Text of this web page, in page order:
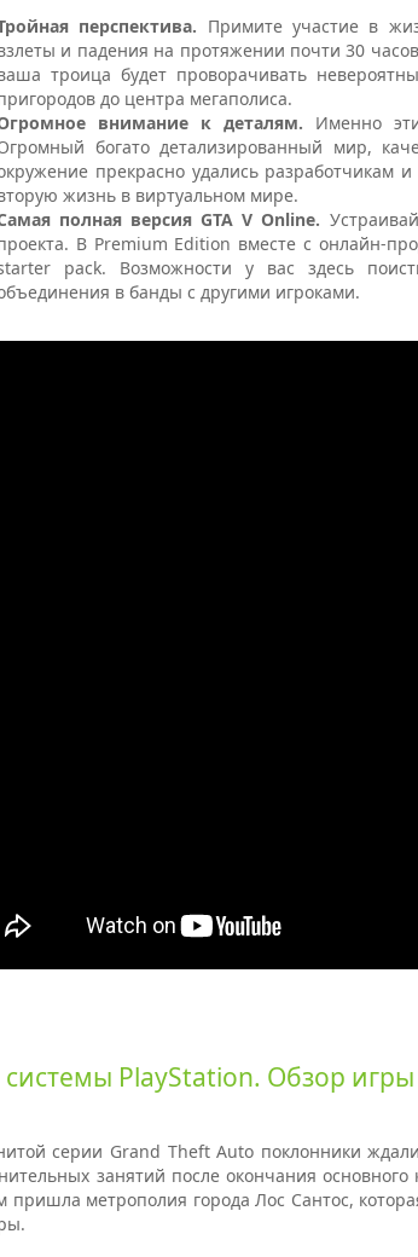
перспектива. Примите участие в
и падения на протяжении почти 30
троица будет проворачивать
до центра мегаполиса.
внимание к деталям. Именно
богато детализированный мир,
прекрасно удались разработчикам
жизнь в виртуальном мире.
полная версия GTA V Online.
В Premium Edition вместе с онлайн-
pack. Возможности у вас здесь
в банды с другими игроками.
системы PlayStation. Обзор игры
серии Grand Theft Auto поклонники
занятий после окончания
метрополия города Лос Сантос,